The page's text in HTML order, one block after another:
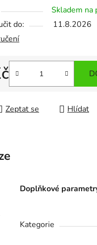
Skladem na
do:
11.8.2026
Zeptat se
Hlídat
Doplňkové
Kategorie